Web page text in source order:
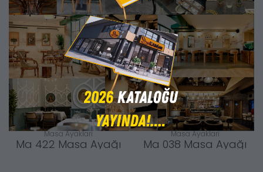
Masa Ayaklari
Ma 422 Masa Ayağı
Masa Ayaklari
Ma 038 Masa Ayağı